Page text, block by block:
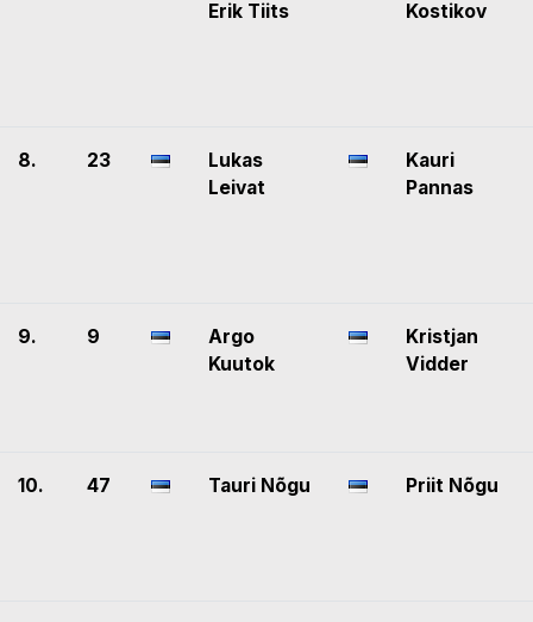
Erik Tiits Kostikov
8. 23
Lukas
Leivat
Kauri
Pannas
9. 9
Argo
Kuutok
Kristjan
Vidder
10. 47 Tauri Nõgu Priit Nõgu